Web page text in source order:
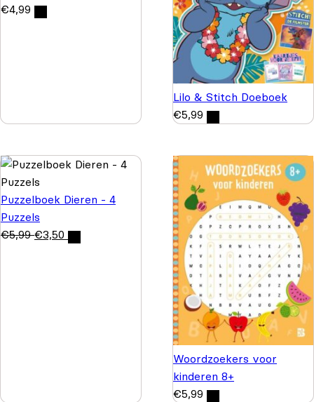
€4,99
Lilo & Stitch Doeboek
€5,99
Puzzelboek Dieren - 4
Puzzels
€5,99 €3,50
Woordzoekers voor
kinderen 8+
€5,99